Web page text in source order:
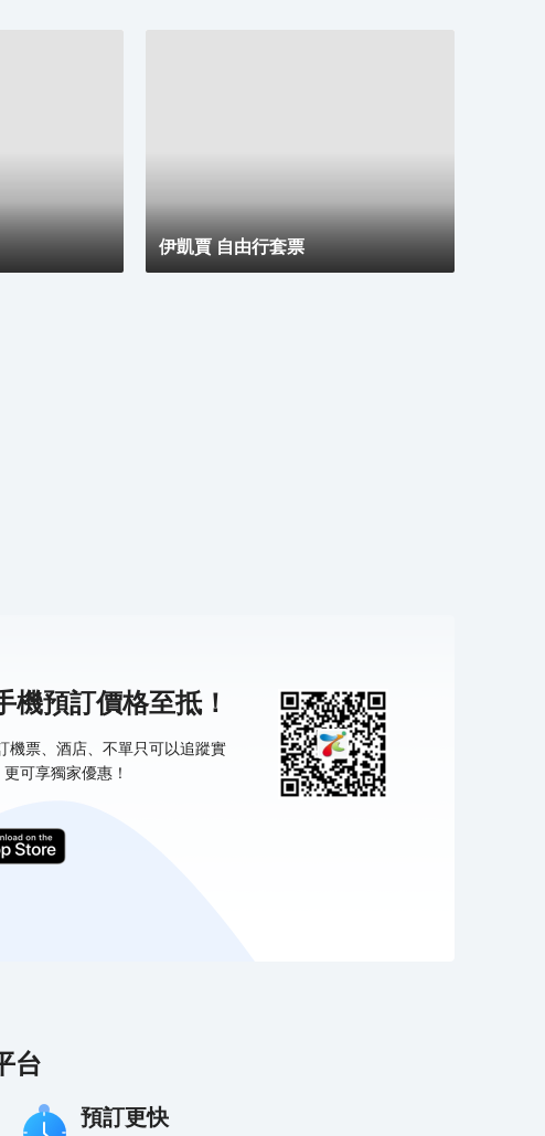
伊凱賈 自由行套票
預訂價格至抵！
機票、酒店、不單只可以追蹤實
可享獨家優惠！
台
預訂更快